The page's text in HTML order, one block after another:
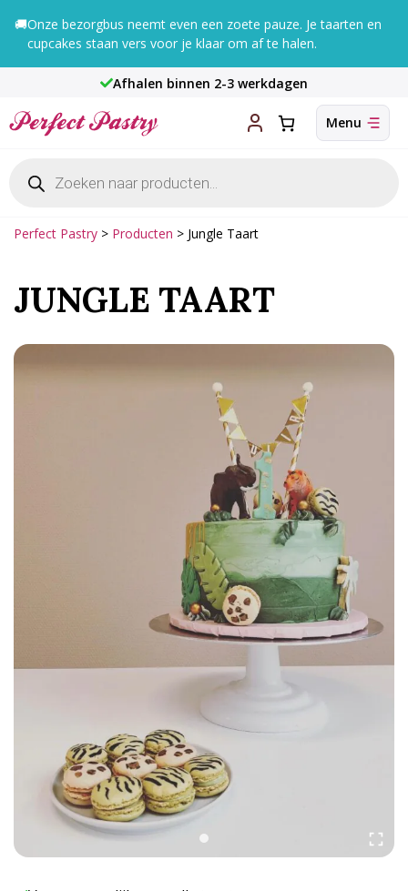
naar
🚚Onze bezorgbus neemt even een zoete pauze. Je taarten en
cupcakes staan vers voor je klaar om af te halen.
Afhalen binnen 2-3 werkdagen
zoeken
Perfect Pastry > Producten > Jungle Taart
JUNGLE TAART